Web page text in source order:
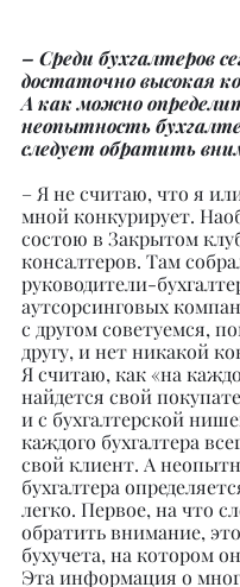
– Среди бухгалтеров
достаточно высокая
А как можно
неопытность
следует обратить
– Я не считаю, что я
мной конкурирует.
состою в Закрытом
консалтеров. Там
руководители-
аутсорсинговых
с другом советуемся,
другу, и нет никакой
Я считаю, как «на
найдется свой
и с бухгалтерской
каждого бухгалтера
свой клиент. А
бухгалтера
легко. Первое, на что
обратить внимание,
бухучета, на котором
Эта информация о